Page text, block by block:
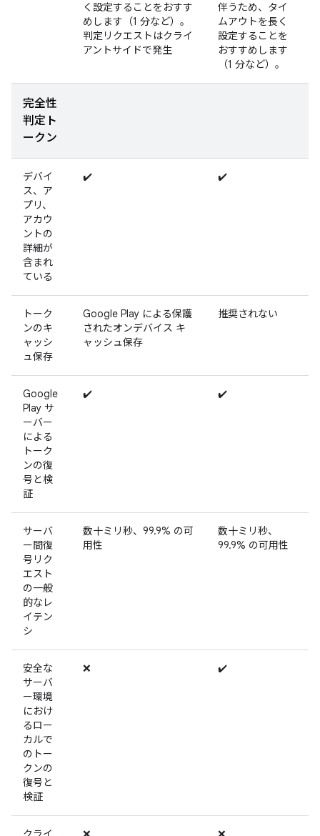
く設定することをおすす
めします（1 分など）。
判定リクエストはクライ
アントサイドで発生
伴うため、タイ
ムアウトを長く
設定することを
おすすめします
（1 分など）。
完全性
判定ト
ークン
デバイ
ス、ア
プリ、
アカウ
ントの
詳細が
含まれ
ている
✔️ ✔️
トーク
ンのキ
ャッシ
ュ保存
Google Play による保護
されたオンデバイス キ
ャッシュ保存
推奨されない
Google
Play サ
ーバー
による
トーク
ンの復
号と検
証
✔️ ✔️
サーバ
ー間復
号リク
エスト
の一般
的なレ
イテン
シ
数十ミリ秒、99.9% の可
用性
数十ミリ秒、
99.9% の可用性
安全な
サーバ
ー環境
におけ
るロー
カルで
のトー
クンの
復号と
検証
❌ ✔️